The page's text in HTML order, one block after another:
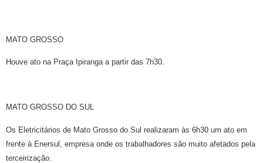
MATO GROSSO
Houve ato na Praça Ipiranga a partir das 7h30.
MATO GROSSO DO SUL
Os Eletricitários de Mato Grosso do Sul realizaram às 6h30 um ato em
frente à Enersul, empresa onde os trabalhadores são muito afetados pela
terceirização.